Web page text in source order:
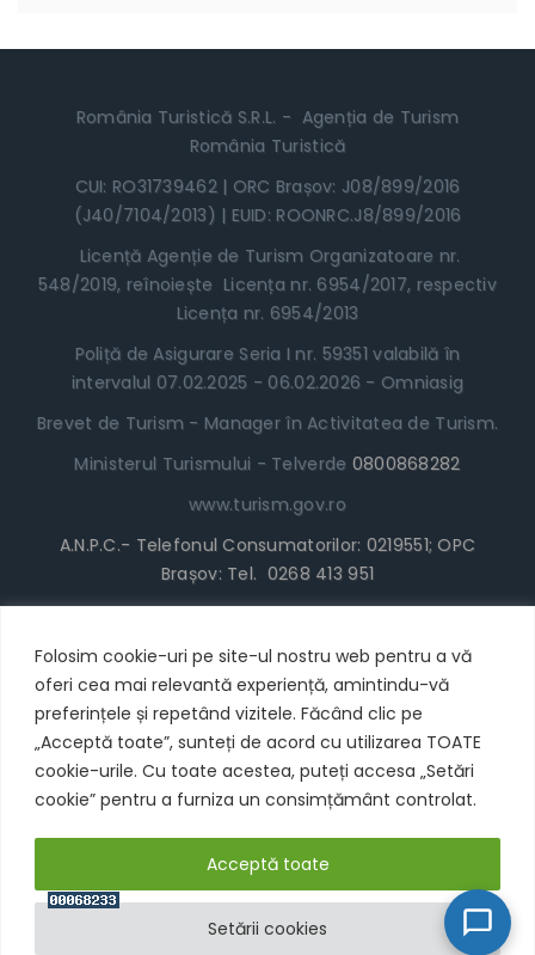
Folosim cookie-uri pe site-ul nostru web pentru a vă
oferi cea mai relevantă experiență, amintindu-vă
preferințele și repetând vizitele. Făcând clic pe
„Acceptă toate”, sunteți de acord cu utilizarea TOATE
cookie-urile. Cu toate acestea, puteți accesa „Setări
cookie” pentru a furniza un consimțământ controlat.
Setării cookies
Acceptă toate
România Turistică S.R.L. - Agenția de Turism
România Turistică
CUI: RO31739462 | ORC Brașov: J08/899/2016
(J40/7104/2013) | EUID: ROONRC.J8/899/2016
Licență Agenție de Turism Organizatoare nr.
548/2019, reînoiește Licența nr. 6954/2017, respectiv
Licența nr. 6954/2013
Poliță de Asigurare Seria I nr. 59351 valabilă în
intervalul 07.02.2025 - 06.02.2026 - Omniasig
Brevet de Turism - Manager în Activitatea de Turism.
Ministerul Turismului - Telverde 0800868282
www.turism.gov.ro
A.N.P.C.- Telefonul Consumatorilor: 0219551; OPC
Brașov: Tel. 0268 413 951
Termeni și Condiții
* Locul în Tabără poate fi achitat cu cardul/plata
online sau virament bancar.
Acceptăm tichete de vacanță si carduri de vacanță
Acceptăm Carduri de Vacanță: Pluxxe, Edenred, Up România